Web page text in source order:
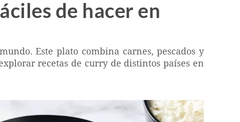
de hacer en
Este plato combina carnes, pescados y
recetas de curry de distintos países en